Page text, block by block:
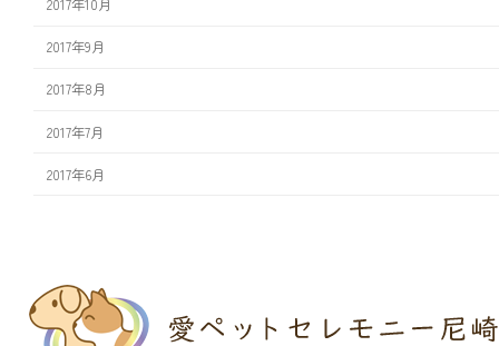
2017年10月
2017年9月
2017年8月
2017年7月
2017年6月